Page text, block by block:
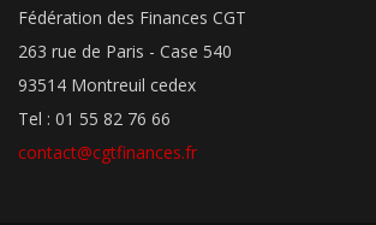
Fédération des Finances CGT
263 rue de Paris - Case 540
93514 Montreuil cedex
Tel : 01 55 82 76 66
contact@cgtfinances.fr